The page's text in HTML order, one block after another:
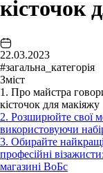
кісточок
22.03.2023
#загальна_категорія
Зміст
1. Про майстра
кісточок для макіяжу
2. Розширюйте свої
використовуючи
3. Обирайте
професійні
магазині ВоБс